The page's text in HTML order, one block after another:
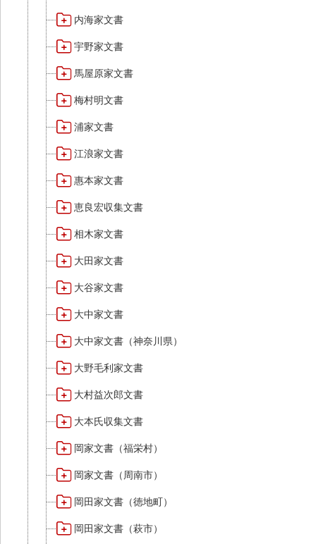
内海家文書
宇野家文書
馬屋原家文書
梅村明文書
浦家文書
江浪家文書
惠本家文書
恵良宏収集文書
相木家文書
大田家文書
大谷家文書
大中家文書
大中家文書（神奈川県）
大野毛利家文書
大村益次郎文書
大本氏収集文書
岡家文書（福栄村）
岡家文書（周南市）
岡田家文書（徳地町）
岡田家文書（萩市）